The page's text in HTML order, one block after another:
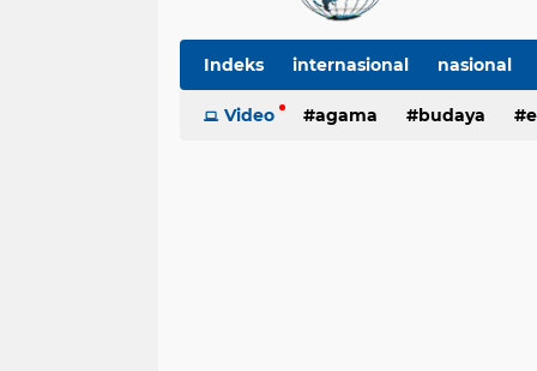
Indeks internasional nasional
Ekbis TNI-Polri Organisasi
Video agama budaya